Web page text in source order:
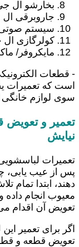
بخارشو ال
جاروبرقی
سیستم
کولرگازی
مایکروفر/
- قطعات
است که تعمیرات
سوی لوازم
تعمیر و تعویض
نیایش
تعمیرات
پس از عیب یابی،
دهند، ابتدا تمام
معیوب انجام داده
تعویض آن اقدام
اگر برای تعمیر
تعویض قطعه و